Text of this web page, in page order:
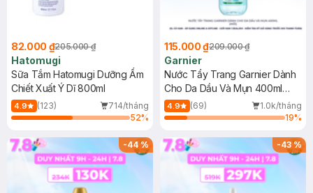
82.000 ₫205.000 ₫
Hatomugi
Sữa Tắm Hatomugi Dưỡng Ẩm
Chiết Xuất Ý Dĩ 800ml
4.9 (123)
714/tháng
52%
115.000 ₫209.000 ₫
Garnier
Nước Tẩy Trang Garnier Dành
Cho Da Dầu Và Mụn 400ml
(Mới)
4.9 (69)
1.0k/tháng
19%
-44% -43%